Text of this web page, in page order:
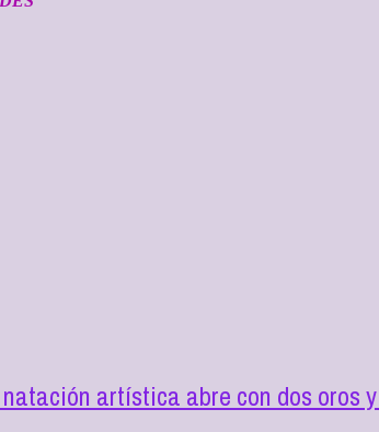
artística abre con dos oros